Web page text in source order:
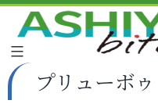
プリューボゥ